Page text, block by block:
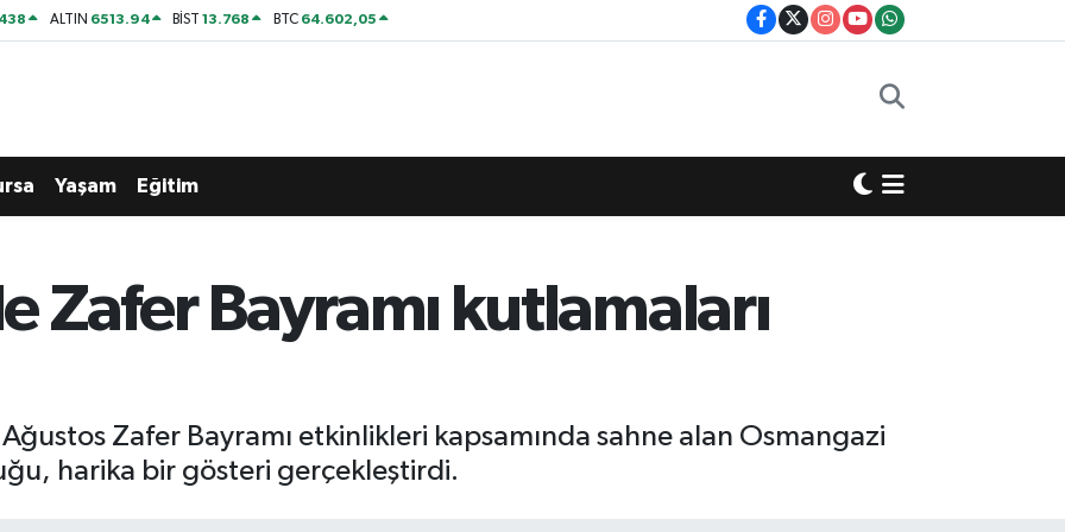
ALTIN 6513.94 BİST13.768 BTC 64.602,05
Yaşam Eğitim
Zafer Bayramı kutlamaları
Zafer Bayramı etkinlikleri kapsamında sahne alan Osmangazi
harika bir gösteri gerçekleştirdi.